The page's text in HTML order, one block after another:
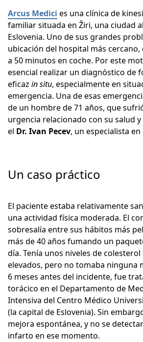
Arcus Medici es una clínica de
familiar situada en Žiri, una ciudad
Eslovenia. Uno de sus grandes
ubicación del hospital más
a 50 minutos en coche. Por este
esencial realizar un diagnóstico de
eficaz in situ, especialmente en
emergencia. Una de esas
de un hombre de 71 años, que
urgencia relacionado con su salud
el Dr. Ivan Pecev, un especialista
Un caso práctico
El paciente estaba relativamente
una actividad física moderada. El
sobresalía entre sus hábitos más
más de 40 años fumando un
día. Tenía unos niveles de
elevados, pero no tomaba ninguna
6 meses antes del incidente, fue
torácico en el Departamento de
Intensiva del Centro Médico
(la capital de Eslovenia). Sin
mejora espontánea, y no se
infarto en ese momento.